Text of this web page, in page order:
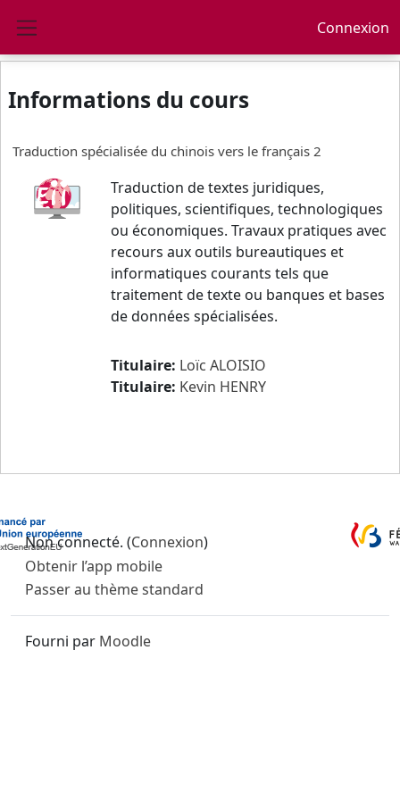
Connexion
Informations du cours
Traduction spécialisée du chinois vers le français 2
Traduction de textes juridiques,
politiques, scientifiques, technologiques
ou économiques. Travaux pratiques avec
recours aux outils bureautiques et
informatiques courants tels que
traitement de texte ou banques et bases
de données spécialisées.
Titulaire: Loïc ALOISIO
Titulaire: Kevin HENRY
Non connecté. (Connexion)
Obtenir l’app mobile
Passer au thème standard
Fourni par Moodle